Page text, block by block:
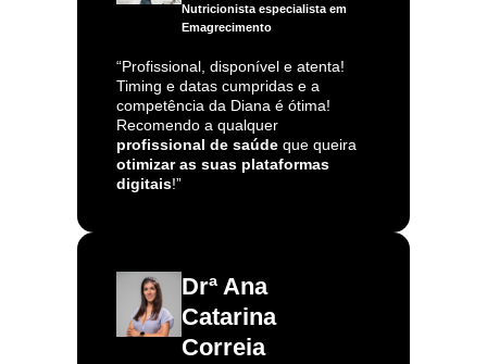
Nutricionista especialista em
Emagrecimento
“Profissional, disponível e atenta!
Timing e datas cumpridas e a
competência da Diana é ótima!
Recomendo a qualquer
profissional de saúdeque queira
otimizar as suas plataformas
digitais!”
Drª Ana
Catarina
Correia